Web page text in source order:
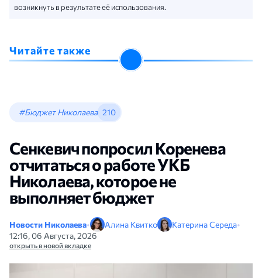
возникнуть в результате её использования.
Читайте также
#Бюджет Николаева 210
Сенкевич попросил Коренева
отчитаться о работе УКБ
Николаева, которое не
выполняет бюджет
Новости Николаева• Алина Квитко Катерина Середа•
12:16, 06 Августа, 2026
открыть в новой вкладке